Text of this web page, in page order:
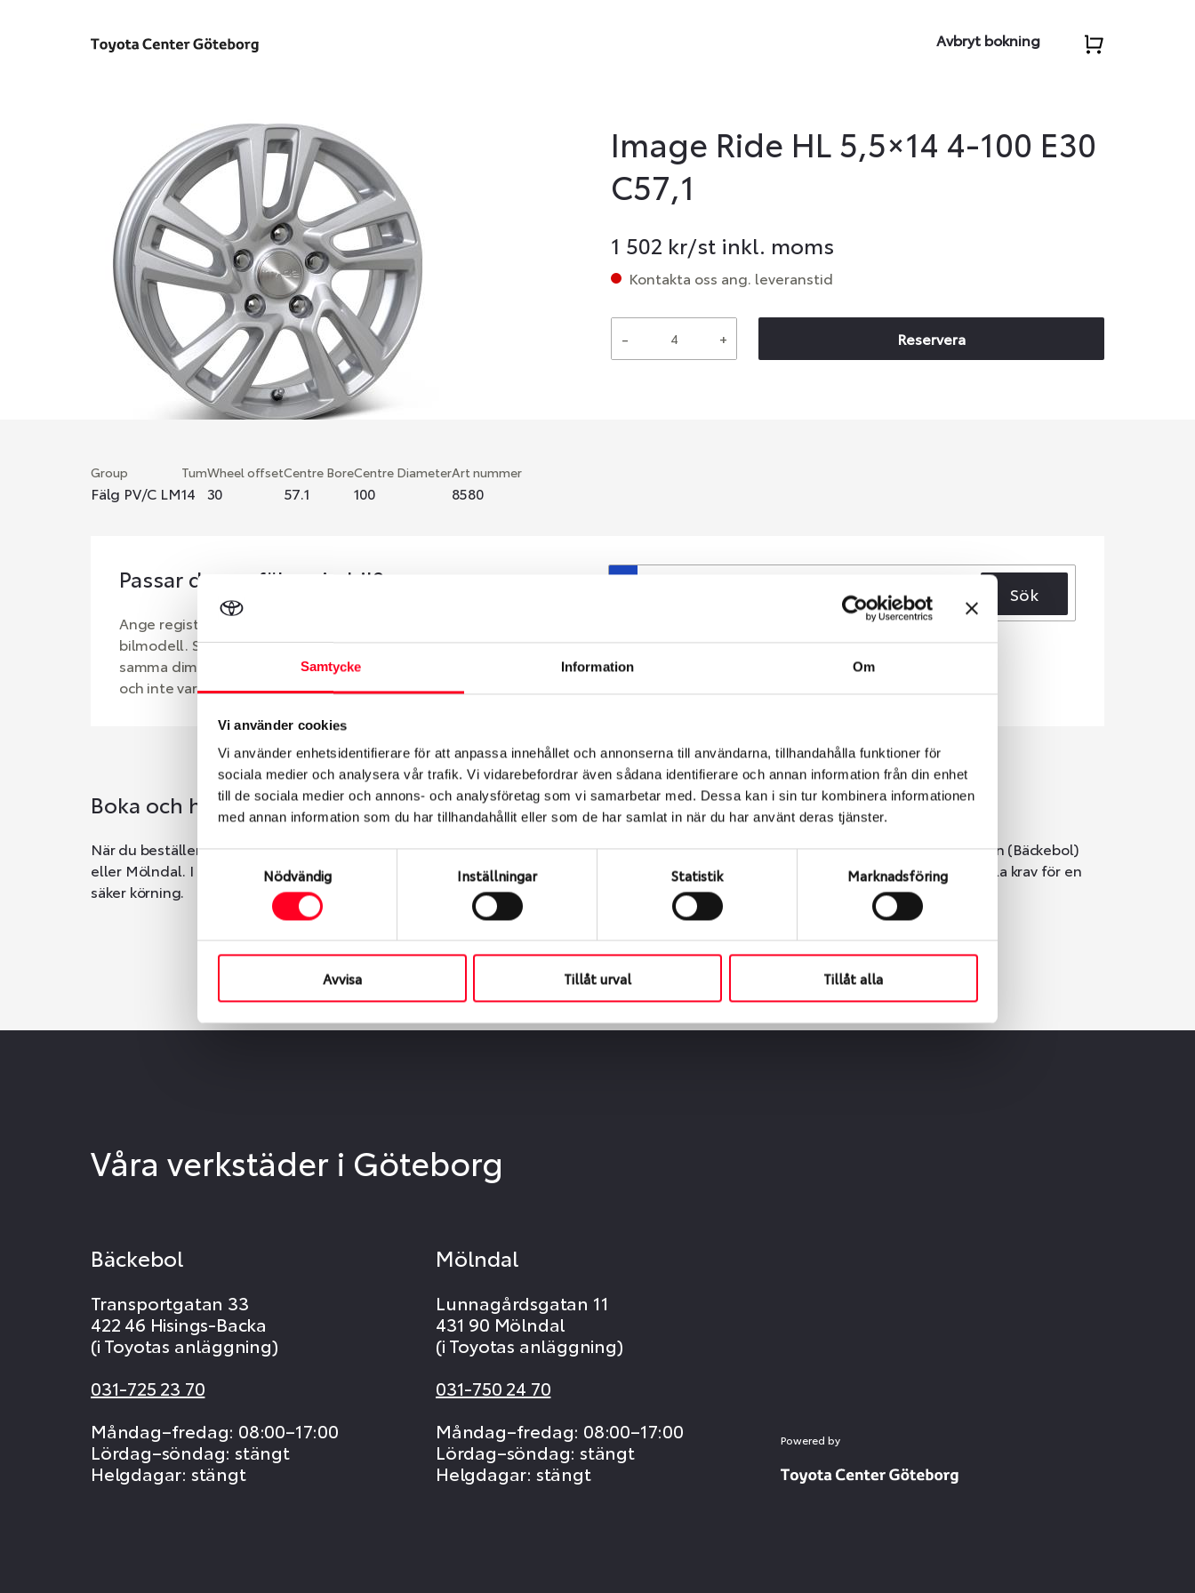
Samtycke Information Om
Vi använder cookies
Vi använder enhetsidentifierare för att anpassa innehållet och annonserna till användarna, tillhandahålla funktioner för
sociala medier och analysera vår trafik. Vi vidarebefordrar även sådana identifierare och annan information från din enhet
till de sociala medier och annons- och analysföretag som vi samarbetar med. Dessa kan i sin tur kombinera informationen
med annan information som du har tillhandahållit eller som de har samlat in när du har använt deras tjänster.
Samtyckesval
Nödvändig Inställningar Statistik Marknadsföring
Avvisa Tillåt urval Tillåt alla
Avbryt bokning
Image Ride HL 5,5×14 4-100 E30
C57,1
1 502 kr/st inkl. moms
Kontakta oss ang. leveranstid
- + Reservera
Group
Fälg PV/C LM
Tum
14
Wheel offset
30
Centre Bore
57.1
Centre Diameter
100
Art nummer
8580
Passar denna fälg min bil?
Ange registreringsnummer för att se om den fälg du valt passar din
bilmodell. Se till att kolla en extra gång så att däck och fälg har
samma dimensioner. Ibland kan fälgen ha bytts ut under årens lopp
och inte vara samma dimension som bilen hade ut från fabrik.
Sök
Boka och hämta hos Däckspecialen
När du beställer dina nya däck eller fälgar hos oss levereras de direkt till någon av våra däckverkstäder i Göteborg. Välj mellan Hisingen (Bäckebol)
eller Mölndal. I beställningen anger du datum och tid för upphämtning eller service. När vi byter dina däck ser vi till att de uppfyller alla krav för en
säker körning.
Våra verkstäder i Göteborg
Bäckebol
Transportgatan 33
422 46 Hisings-Backa
(i Toyotas anläggning)
031-725 23 70
Måndag–fredag: 08:00–17:00
Lördag–söndag: stängt
Helgdagar: stängt
Mölndal
Lunnagårdsgatan 11
431 90 Mölndal
(i Toyotas anläggning)
031-750 24 70
Måndag–fredag: 08:00–17:00
Lördag–söndag: stängt
Helgdagar: stängt
Powered by